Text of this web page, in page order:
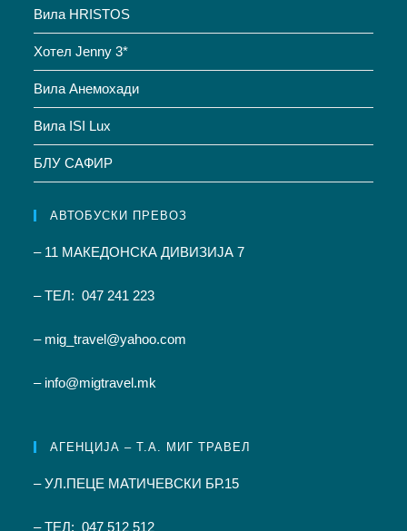
Вила HRISTOS
Хотел Jenny 3*
Вила Анемохади
Вила ISI Lux
БЛУ САФИР
АВТОБУСКИ ПРЕВОЗ
– 11 МАКЕДОНСКА ДИВИЗИЈА 7
– ТЕЛ: 047 241 223
– mig_travel@yahoo.com
– info@migtravel.mk
АГЕНЦИЈА – Т.А. МИГ ТРАВЕЛ
– УЛ.ПЕЦЕ МАТИЧЕВСКИ БР.15
– ТЕЛ: 047 512 512